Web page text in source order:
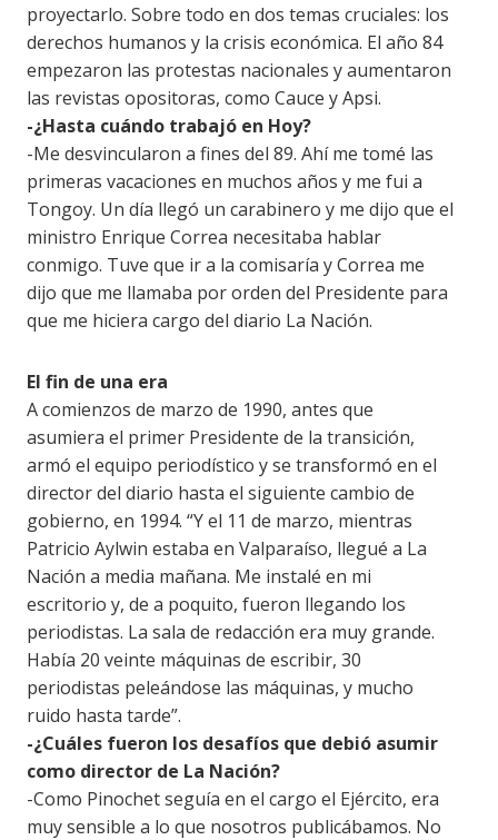
proyectarlo. Sobre todo en dos temas cruciales: los
derechos humanos y la crisis económica. El año 84
empezaron las protestas nacionales y aumentaron
las revistas opositoras, como Cauce y Apsi.
-¿Hasta cuándo trabajó en Hoy?
-Me desvincularon a fines del 89. Ahí me tomé las
primeras vacaciones en muchos años y me fui a
Tongoy. Un día llegó un carabinero y me dijo que el
ministro Enrique Correa necesitaba hablar
conmigo. Tuve que ir a la comisaría y Correa me
dijo que me llamaba por orden del Presidente para
que me hiciera cargo del diario La Nación.
El fin de una era
A comienzos de marzo de 1990, antes que
asumiera el primer Presidente de la transición,
armó el equipo periodístico y se transformó en el
director del diario hasta el siguiente cambio de
gobierno, en 1994. “Y el 11 de marzo, mientras
Patricio Aylwin estaba en Valparaíso, llegué a La
Nación a media mañana. Me instalé en mi
escritorio y, de a poquito, fueron llegando los
periodistas. La sala de redacción era muy grande.
Había 20 veinte máquinas de escribir, 30
periodistas peleándose las máquinas, y mucho
ruido hasta tarde”.
-¿Cuáles fueron los desafíos que debió asumir
como director de La Nación?
-Como Pinochet seguía en el cargo el Ejército, era
muy sensible a lo que nosotros publicábamos. No